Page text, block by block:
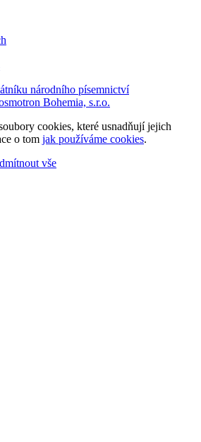
národního písemnictví
Bohemia, s.r.o.
cookies, které usnadňují jejich
o tom jak používáme cookies.
vše